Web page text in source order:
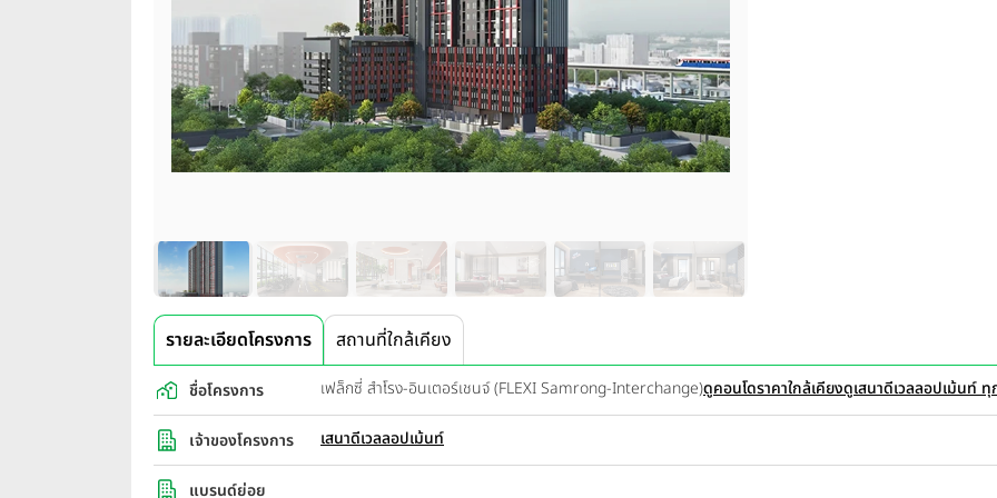
รายละเอียดโครงการ สถานที่ใกล้เคียง
ชื่อโครงการ เฟล็กซี่ สำโรง-อินเตอร์เชนจ์ (FLEXI Samrong-Interchange)ดูคอนโดราคาใกล้เคียงดูเสนาดีเวลลอปเม้นท์ ทุ
เจ้าของโครงการ เสนาดีเวลลอปเม้นท์
แบรนด์ย่อย